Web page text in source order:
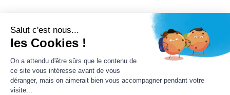
Salut c'est nous...
les Cookies !
On a attendu d'être sûrs que le contenu de
ce site vous intéresse avant de vous
déranger, mais on aimerait bien vous accompagner pendant votre
visite...